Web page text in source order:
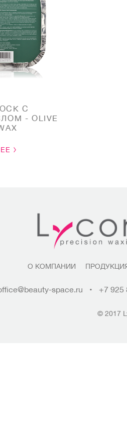
С
- OLIVE
О КОМПАНИИ
space.ru • +7 925
© 2017